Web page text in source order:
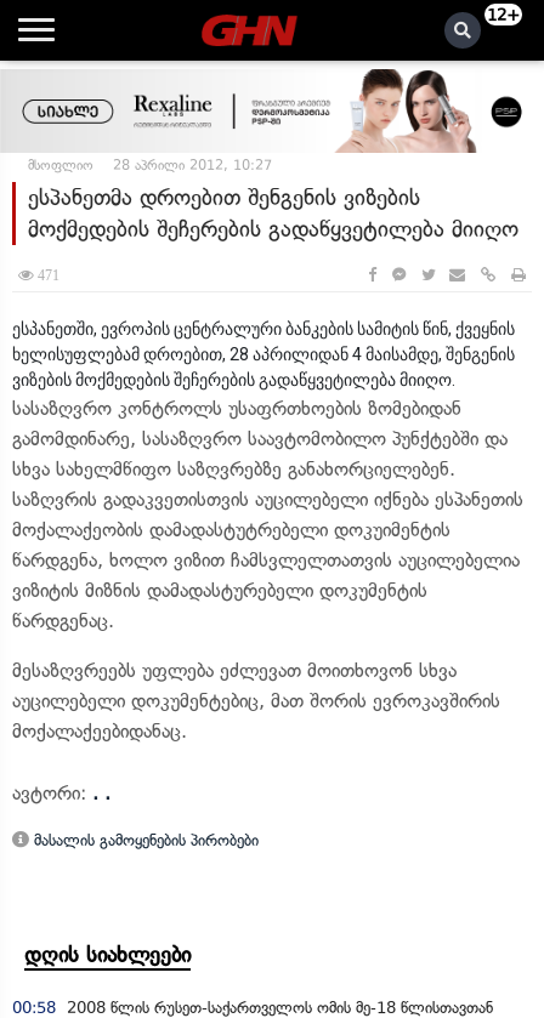
12+
მსოფლიო 28 აპრილი 2012, 10:27
ესპანეთმა დროებით შენგენის ვიზების
მოქმედების შეჩერების გადაწყვეტილება მიიღო
471
ესპანეთში, ევროპის ცენტრალური ბანკების სამიტის წინ, ქვეყნის
ხელისუფლებამ დროებით, 28 აპრილიდან 4 მაისამდე, შენგენის
ვიზების მოქმედების შეჩერების გადაწყვეტილება მიიღო.
სასაზღვრო კონტროლს უსაფრთხოების ზომებიდან
გამომდინარე, სასაზღვრო საავტომობილო პუნქტებში და
სხვა სახელმწიფო საზღვრებზე განახორციელებენ.
საზღვრის გადაკვეთისთვის აუცილებელი იქნება ესპანეთის
მოქალაქეობის დამადასტუტრებელი დოკუიმენტის
წარდგენა, ხოლო ვიზით ჩამსვლელთათვის აუცილებელია
ვიზიტის მიზნის დამადასტურებელი დოკუმენტის
წარდგენაც.
მესაზღვრეებს უფლება ეძლევათ მოითხოვონ სხვა
აუცილებელი დოკუმენტებიც, მათ შორის ევროკავშირის
მოქალაქეებიდანაც.
ავტორი: . .
მასალის გამოყენების პირობები
დღის სიახლეები
00:58
2008 წლის რუსეთ-საქართველოს ომის მე-18 წლისთავთან